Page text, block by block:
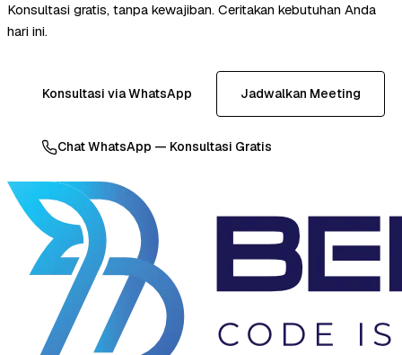
Konsultasi gratis, tanpa kewajiban. Ceritakan kebutuhan Anda
hari ini.
Konsultasi via WhatsApp Jadwalkan Meeting
Chat WhatsApp — Konsultasi Gratis